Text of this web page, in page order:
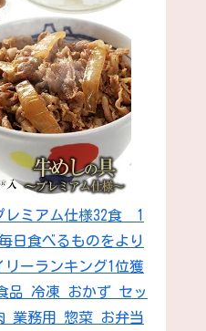
レミアム仕様32食 1
日食べるものをより
ーランキング1位獲
品 冷凍 おかず セッ
業務用 惣菜 お弁当